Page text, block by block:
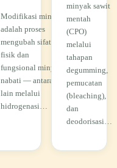
Modifikasi minyak
adalah proses
mengubah sifat
fisik dan
fungsional minyak
nabati — antara
lain melalui
hidrogenasi…
minyak sawit
mentah
(CPO)
melalui
tahapan
degumming,
pemucatan
(bleaching),
dan
deodorisasi…